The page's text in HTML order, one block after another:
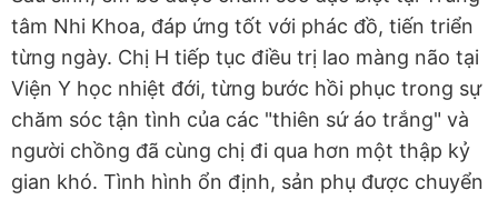
tâm Nhi Khoa, đáp ứng tốt với phác đồ, tiến triển
từng ngày. Chị H tiếp tục điều trị lao màng não tại
Viện Y học nhiệt đới, từng bước hồi phục trong sự
chăm sóc tận tình của các "thiên sứ áo trắng" và
người chồng đã cùng chị đi qua hơn một thập kỷ
gian khó. Tình hình ổn định, sản phụ được chuyển